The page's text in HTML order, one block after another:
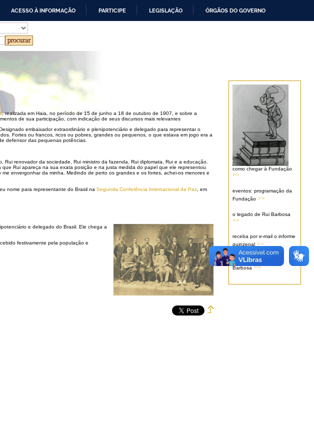
ACESSO À INFORMAÇÃO PARTICIPE LEGISLAÇÃO ÓRGÃOS DO GOVERNO
como chegar à Fundação
>>
eventos: programação da
Fundação >>
o legado de Rui Barbosa
>>
receba por e-mail o informe
quinzenal >>
sobre o acervo de Rui
Barbosa >>
, realizada em Haia, no período de 15 de junho a 18 de outubro de 1907, e sobre a
de sua participação, com indicação de seus discursos mais relevantes
embaixador extraordinário e plenipotenciário e delegado para representar o
Fortes ou francos, ricos ou pobres, grandes ou pequenos, o que estava em jogo era a
defensor das pequenas potências.
renovador da sociedade, Rui ministro da fazenda, Rui diplomata, Rui e a educação.
Rui apareça na sua exata posição e na justa medida do papel que ele representou
envergonhar da minha. Medindo de perto os grandes e os fortes, achei-os menores e
nome para representante do Brasil na Segunda Conferência Internacional da Paz , em
e delegado do Brasil. Ele chega a
festivamente pela população e